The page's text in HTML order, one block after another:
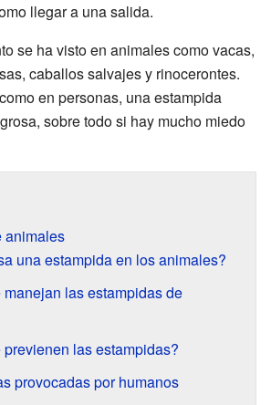
llegar a una salida.
se ha visto en animales como vacas,
caballos salvajes y rinocerontes.
en personas, una estampida
sobre todo si hay mucho miedo
animales
una estampida en los animales?
manejan las estampidas de
previenen las estampidas?
provocadas por humanos